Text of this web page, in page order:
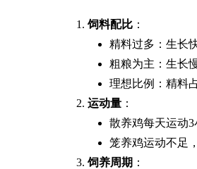
饲料配比 ：
精料过多：生长
粗粮为主：生长
理想比例：精料
运动量 ：
散养鸡每天运动
笼养鸡运动不足
饲养周期 ：